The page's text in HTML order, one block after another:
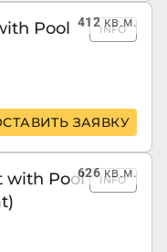
412кв.м.
Pool
INFO
ЗАЯВКУ
626кв.м.
with Pool
INFO